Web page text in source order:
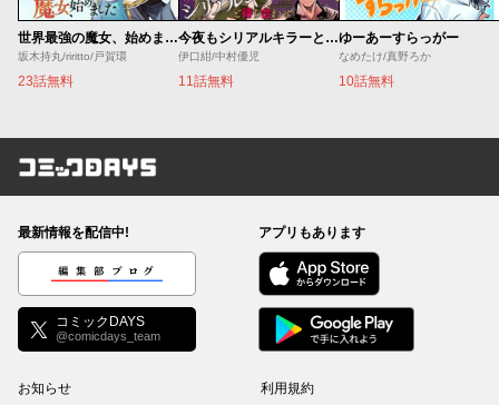
世界最強の魔女、始めました ～私だけ『攻略サイト』を見れる世界で自由に生きます～
坂木持丸/riritto/戸賀環
23話無料
今夜もシリアルキラーと待ち合わせ
伊口紺/中村優児
11話無料
ゆーあーすらっがー
なめたけ/真野ろか
10話無料
コミックDAYS
最新情報を配信中!
編集部ブログ
コミックDAYS
@comicdays_team
アプリもあります
お知らせ 利用規約